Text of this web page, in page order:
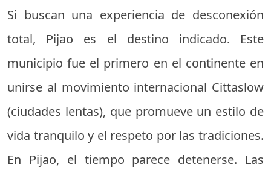
Si buscan una experiencia de desconexión
total, Pijao es el destino indicado. Este
municipio fue el primero en el continente en
unirse al movimiento internacional Cittaslow
(ciudades lentas), que promueve un estilo de
vida tranquilo y el respeto por las tradiciones.
En Pijao, el tiempo parece detenerse. Las